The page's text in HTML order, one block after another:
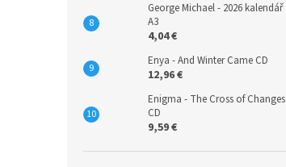
George Michael - 2026 kalendář
A3
4,04 €
Enya - And Winter Came CD
12,96 €
Enigma - The Cross of Changes
CD
9,59 €